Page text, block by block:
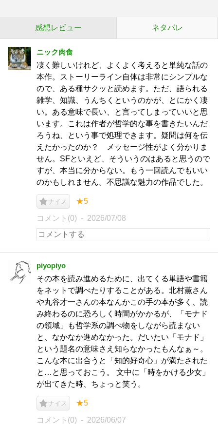
感想レビュー ネタバレ
ニック肉食
凄く難しいけれど、よくよく考えると単純な話の
本作。ストーリーライン自体は非常にシンプルな
ので、ある種サクッと読めます。ただ、語られる
雑学、知識、うんちくというのかが、とにかく凄
い。ある意味で長い、と言ってしまっていいと思
います。これは作者が哲学的な事を書きたいんだ
ろうね、という事で処理できます。疑問は何を伝
えたかったのか？ メッセージ性がよく分かりま
せん。SFといえど、そういうのはあると思うので
すが、本当に分からない。もう一回読んでもいい
のかもしれません。不思議な魅力の作品でした。
ナイス ★5
コメント(0) 2026/07/08
piyopiyo
その本を読み進めるために、出てくる単語や書籍
をネットで調べたりすることがある。北村薫さん
や丸谷才一さんの本なんかこの手の本が多く、読
み終わるのに恐ろしく時間がかかるが、「モナド
の領域」も哲学系の調べ物をしながら読まない
と、なかなか進めなかった。だいたい「モナド」
という題名の意味さえ知らなかったもんなぁ～。
こんな本に出合うと「知的好奇心」が満たされた
と…と思っておこう。 文中に「時をかける少女」
が出てきた時、ちょっと笑う。
ナイス ★5
コメント(0) 2026/06/07